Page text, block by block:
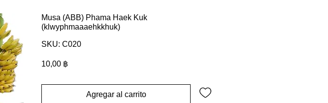
Musa (ABB) Phama Haek Kuk
(klwyphmaaaehkkhuk)
SKU: C020
10,00 ฿
Agregar al carrito